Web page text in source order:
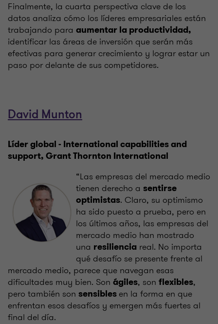
Finalmente, la cuarta perspectiva clave de los
datos analiza cómo los líderes empresariales están
trabajando para aumentar la productividad,
identificar las áreas de inversión que serán más
efectivas para generar crecimiento y lograr estar un
paso por delante de sus competidores.
David Munton
Líder global - International capabilities and
support, Grant Thornton International
“Las empresas del mercado medio
tienen derecho a sentirse
optimistas. Claro, su optimismo
ha sido puesto a prueba, pero en
los últimos años, las empresas del
mercado medio han mostrado
una resiliencia real. No importa
qué desafío se presente frente al
mercado medio, parece que navegan esas
dificultades muy bien. Son ágiles, son flexibles,
pero también son sensibles en la forma en que
enfrentan esos desafíos y emergen más fuertes al
final del día.